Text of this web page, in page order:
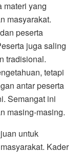
materi yang
masyarakat.
peserta
juga saling
tradisional.
tetapi
antar peserta
Semangat ini
masing-masing.
untuk
Kader